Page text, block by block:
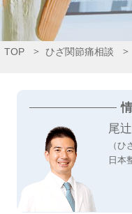
TOP ひざ関節痛相談
尾
（
日本